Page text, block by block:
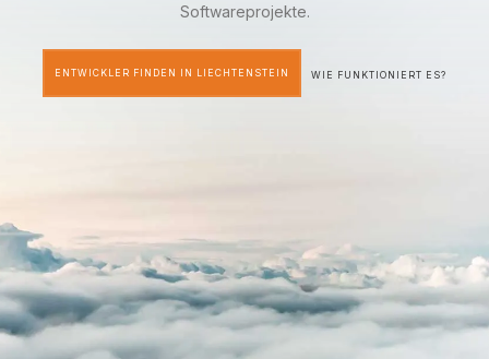
Softwareprojekte.
ENTWICKLER FINDEN IN LIECHTENSTEIN WIE FUNKTIONIERT ES?